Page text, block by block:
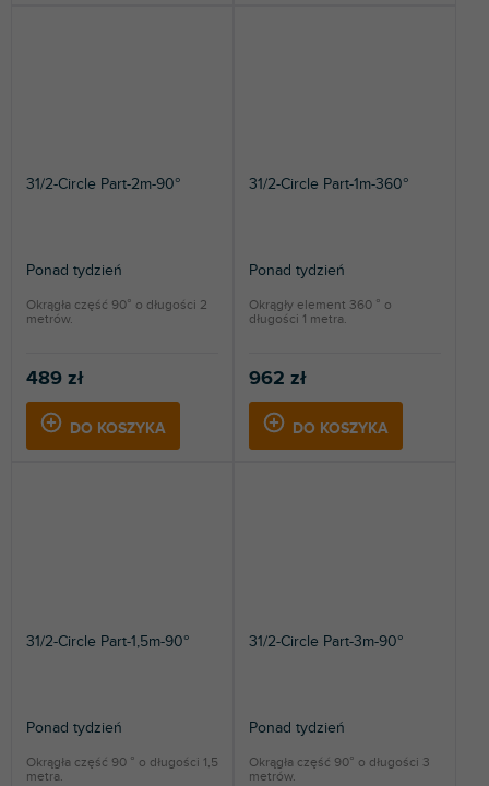
31/2-Circle Part-2m-90°
Ponad tydzień
489 zł
DO KOSZYKA
Okrągła część 90° o długości 2
metrów.
31/2-Circle Part-1m-360°
Ponad tydzień
962 zł
DO KOSZYKA
Okrągły element 360 ° o
długości 1 metra.
31/2-Circle Part-1,5m-90°
Ponad tydzień
Okrągła część 90 ° o długości 1,5
metra.
31/2-Circle Part-3m-90°
Ponad tydzień
Okrągła część 90° o długości 3
metrów.